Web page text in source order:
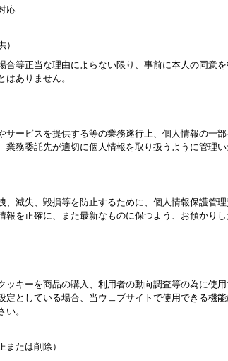
応
）
合等正当な理由によらない限り、事前に本人の同意
はありません。
サービスを提供する等の業務遂行上、個人情報の一
業務委託先が適切に個人情報を取り扱うように管理い
、滅失、毀損等を防止するために、個人情報保護管
報を正確に、また最新なものに保つよう、お預かり
ッキーを商品の購入、利用者の動向調査等の為に使
定としている場合、当ウェブサイトで使用できる機
い。
または削除）